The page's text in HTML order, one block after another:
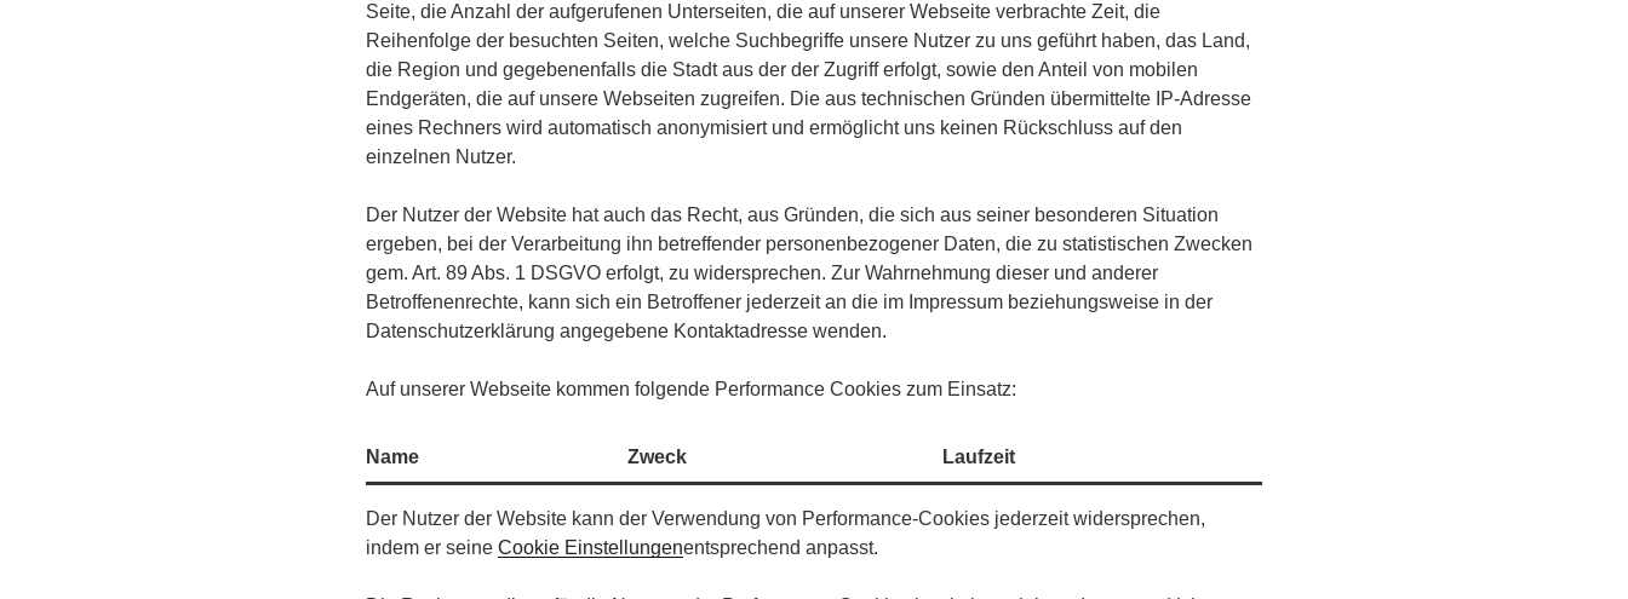
Seite, die Anzahl der aufgerufenen Unterseiten, die auf unserer Webseite verbrachte Zeit, die
Reihenfolge der besuchten Seiten, welche Suchbegriffe unsere Nutzer zu uns geführt haben, das Land,
die Region und gegebenenfalls die Stadt aus der der Zugriff erfolgt, sowie den Anteil von mobilen
Endgeräten, die auf unsere Webseiten zugreifen. Die aus technischen Gründen übermittelte IP-Adresse
eines Rechners wird automatisch anonymisiert und ermöglicht uns keinen Rückschluss auf den
einzelnen Nutzer.
Der Nutzer der Website hat auch das Recht, aus Gründen, die sich aus seiner besonderen Situation
ergeben, bei der Verarbeitung ihn betreffender personenbezogener Daten, die zu statistischen Zwecken
gem. Art. 89 Abs. 1 DSGVO erfolgt, zu widersprechen. Zur Wahrnehmung dieser und anderer
Betroffenenrechte, kann sich ein Betroffener jederzeit an die im Impressum beziehungsweise in der
Datenschutzerklärung angegebene Kontaktadresse wenden.
Auf unserer Webseite kommen folgende Performance Cookies zum Einsatz:
Name Zweck Laufzeit
Der Nutzer der Website kann der Verwendung von Performance-Cookies jederzeit widersprechen,
indem er seine Cookie Einstellungenentsprechend anpasst.